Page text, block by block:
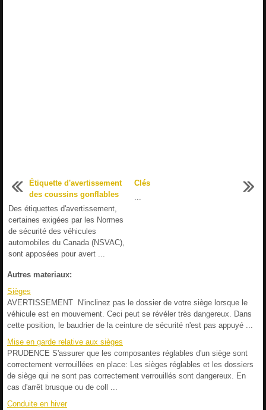
Étiquette d'avertissement
des coussins gonflables
Des étiquettes d'avertissement,
certaines exigées par les Normes
de sécurité des véhicules
automobiles du Canada (NSVAC),
sont apposées pour avert ...
Clés
Autres materiaux:
Sièges
AVERTISSEMENT N'inclinez pas le dossier de votre siège lorsque le
véhicule est en mouvement. Ceci peut se révéler très dangereux. Dans
cette position, le baudrier de la ceinture de sécurité n'est pas appuyé ...
Mise en garde relative aux sièges
PRUDENCE S'assurer que les composantes réglables d'un siège sont
correctement verrouillées en place: Les sièges réglables et les dossiers
de siège qui ne sont pas correctement verrouillés sont dangereux. En
cas d'arrêt brusque ou de coll ...
Conduite en hiver